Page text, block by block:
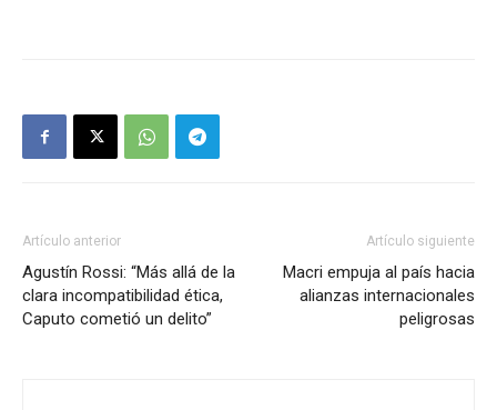
Artículo anterior
Agustín Rossi: “Más allá de la
clara incompatibilidad ética,
Caputo cometió un delito”
Artículo siguiente
Macri empuja al país hacia
alianzas internacionales
peligrosas